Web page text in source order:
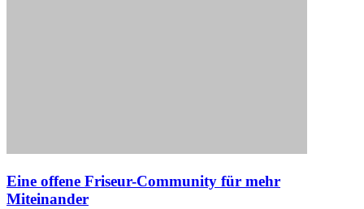
Eine offene Friseur-Community für mehr
Miteinander